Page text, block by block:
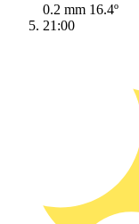
0.2 mm 16.4º
21:00